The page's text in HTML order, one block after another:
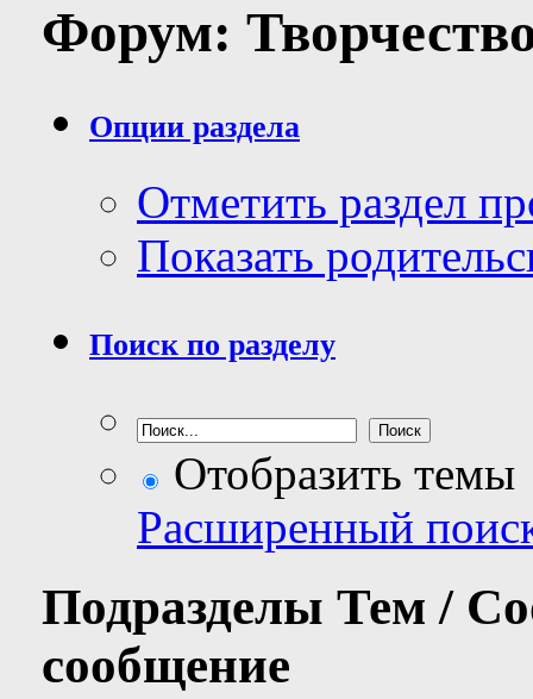
Форум:
Опции раздела
Отметить раздел
Показать
Поиск по разделу
Отобразить темы
Расширенный
Подразделы Тем /
сообщение